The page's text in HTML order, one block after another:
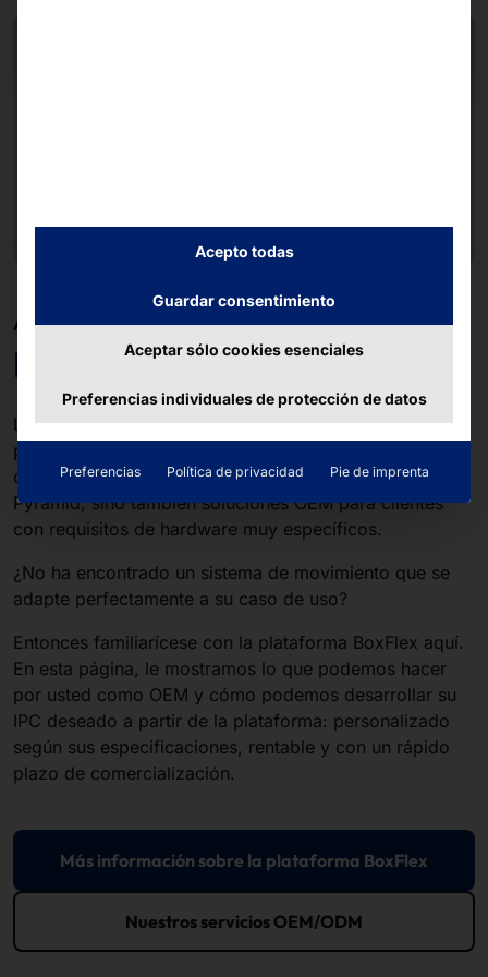
AKHET® BOXFLEX PLATAFORMA
Para soluciones OEM
Laserie AKHET® Motionse basa en nuestra
plataforma modular BoxFlex. La utilizamos para
desarrollar no solo la cartera de IPC estándar de
Pyramid, sino también soluciones OEM para clientes
con requisitos de hardware muy específicos.
¿No ha encontrado un sistema de movimiento que se
adapte perfectamente a su caso de uso?
Entonces familiarícese con la plataforma BoxFlex aquí.
En esta página, le mostramos lo que podemos hacer
por usted como OEM y cómo podemos desarrollar su
IPC deseado a partir de la plataforma: personalizado
según sus especificaciones, rentable y con un rápido
plazo de comercialización.
Más información sobre la plataforma BoxFlex
Nuestros servicios OEM/ODM
Acepto todas
Guardar consentimiento
Aceptar sólo cookies esenciales
Preferencias individuales de protección de datos
Preferencias Política de privacidad Pie de imprenta